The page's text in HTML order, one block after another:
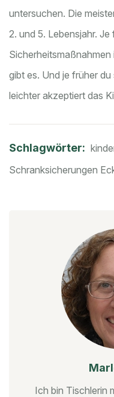
untersuchen. Die
2. und 5. Lebensjahr. Je
gibt es. Und je früher
leichter akzeptiert das
Schlagwörter:
Schranksicherungen
Ich bin Tischlerin